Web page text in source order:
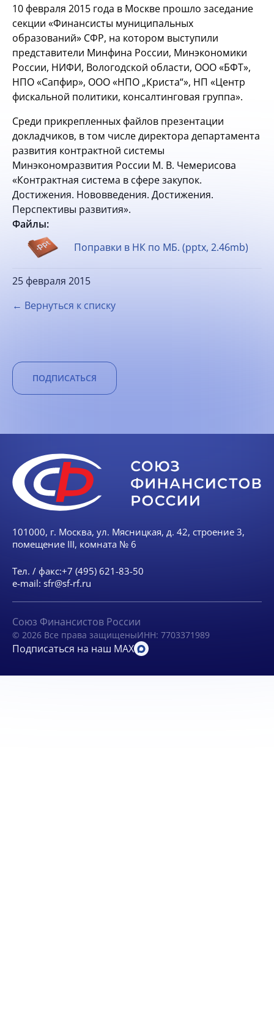
10 февраля 2015 года в Москве прошло заседание
секции «Финансисты муниципальных
образований» СФР, на котором выступили
представители Минфина России, Минэкономики
России, НИФИ, Вологодской области, ООО «БФТ»,
НПО «Сапфир», ООО «НПО „Криста“», НП «Центр
фискальной политики, консалтинговая группа».
Среди прикрепленных файлов презентации
докладчиков, в том числе директора департамента
развития контрактной системы
Минэкономразвития России М. В. Чемерисова
«Контрактная система в сфере закупок.
Достижения. Нововведения. Достижения.
Перспективы развития».
Файлы:
Поправки в НК по МБ. (pptx, 2.46mb)
25 февраля 2015
← Вернуться к списку
ПОДПИСАТЬСЯ
101000, г. Москва, ул. Мясницкая, д. 42, строение 3,
помещение III, комната № 6
Тел. / факс:+7 (495) 621-83-50
e-mail: sfr@sf-rf.ru
Союз Финансистов России
© 2026 Все права защищеныИНН: 7703371989
Подписаться на наш MAX